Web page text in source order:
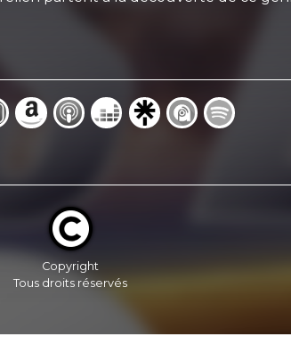
Copyright
Tous droits réservés